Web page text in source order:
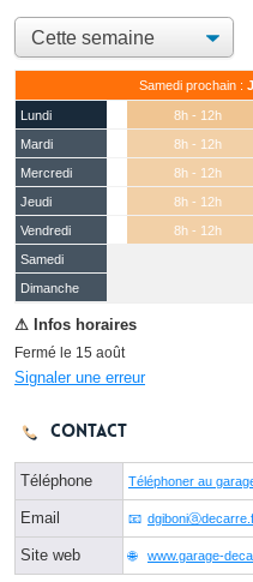
Samedi prochain :
Lundi 8h - 12h
Mardi
8h - 12h
Mercredi
8h - 12h
Jeudi
8h - 12h
Vendredi
8h - 12h
Samedi
(15 août)
Dimanche
Fermé le 15 août
Signaler une erreur
Contact
Téléphone Téléphoner au
Email
Site web www.garage-